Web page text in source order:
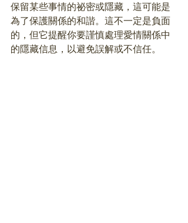
保留某些事情的祕密或隱藏，這可能是
為了保護關係的和諧。這不一定是負面
的，但它提醒你要謹慎處理愛情關係中
的隱藏信息，以避免誤解或不信任。